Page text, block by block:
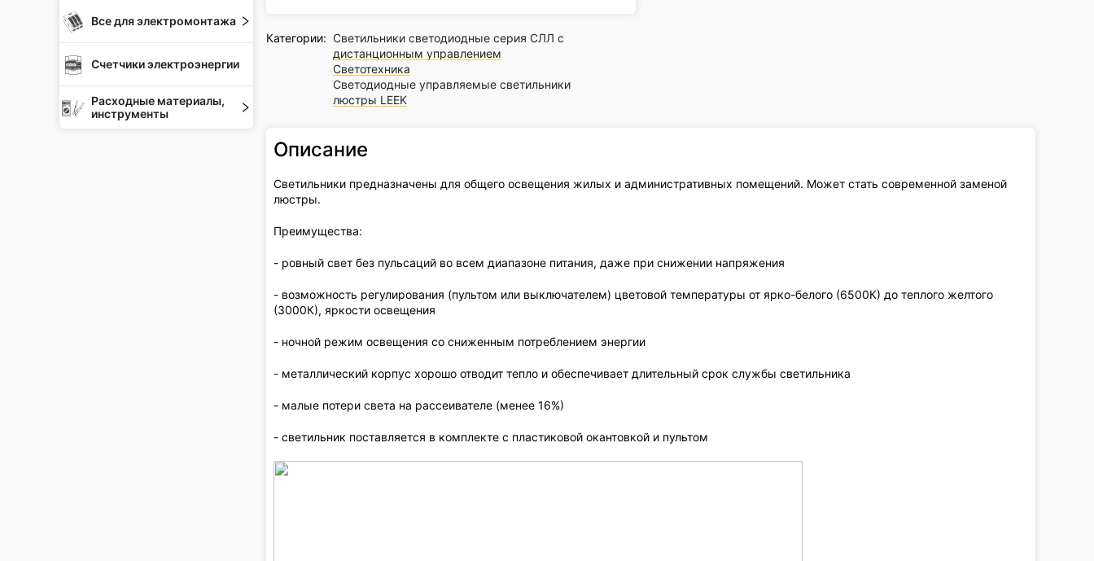
Все для электромонтажа
Счетчики электроэнергии
Расходные материалы,
инструменты
Категории: Светильники светодиодные серия СЛЛ с
дистанционным управлением
Светотехника
Светодиодные управляемые светильники
люстры LEEK
Описание
Светильники предназначены для общего освещения жилых и административных помещений. Может стать современной заменой
люстры.
Преимущества:
- ровный свет без пульсаций во всем диапазоне питания, даже при снижении напряжения
- возможность регулирования (пультом или выключателем) цветовой температуры от ярко-белого (6500К) до теплого желтого
(3000К), яркости освещения
- ночной режим освещения со сниженным потреблением энергии
- металлический корпус хорошо отводит тепло и обеспечивает длительный срок службы светильника
- малые потери света на рассеивателе (менее 16%)
- светильник поставляется в комплекте с пластиковой окантовкой и пультом